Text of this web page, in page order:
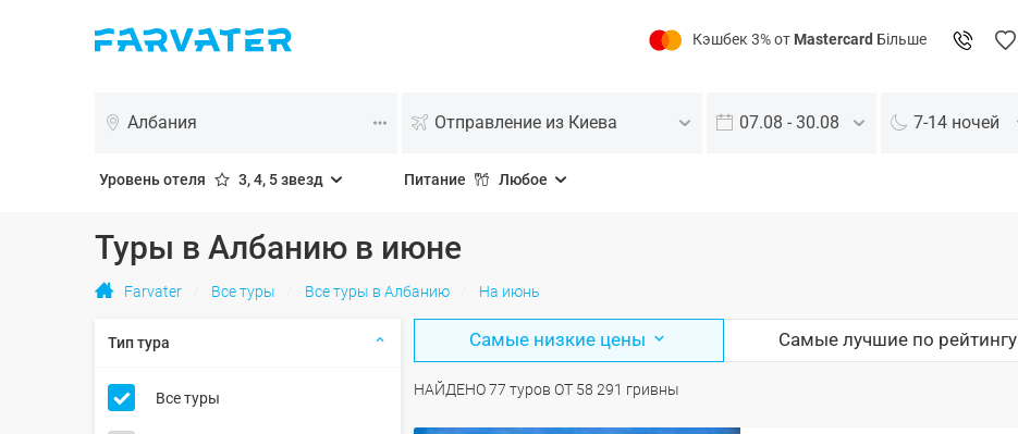
Кэшбек 3% от Mastercard Більше
Албания Отправление из Киева 07.08 - 30.08 7-14 ночей
Уровень отеля 3, 4, 5 звезд Питание Любое
Туры в Албанию в июне
Farvater Все туры Все туры в Албанию На июнь
Самые низкие цены Самые лучшие по рейтингу
НАЙДЕНО77 туров ОТ 58 291 гривны
Тип тура
Все туры